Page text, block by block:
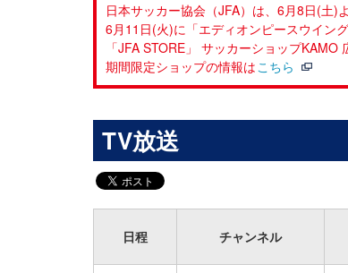
日本サッカー協会（JFA）は、6月8日(土)
6月11日(火)に「エディオンピースウイン
「JFA STORE」 サッカーショップ
期間限定ショップの情報はこちら
TV放送
日程 チャンネル